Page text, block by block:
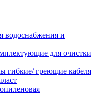
водоснабжения и
для очистки
греющие кабеля